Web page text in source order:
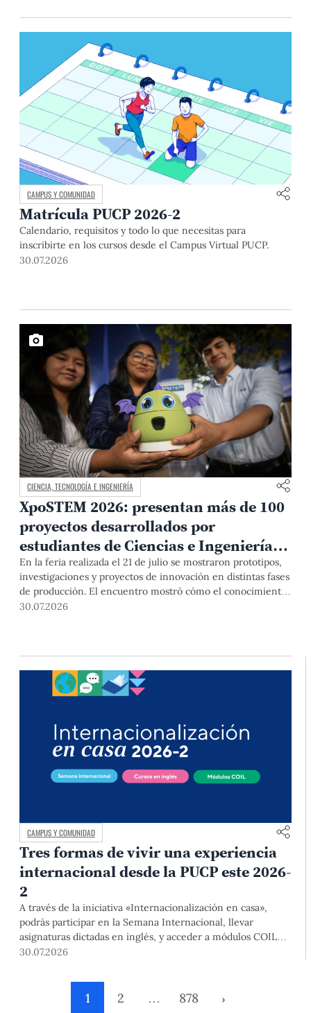
CAMPUS Y COMUNIDAD
Matrícula PUCP 2026-2
Calendario, requisitos y todo lo que necesitas para
inscribirte en los cursos desde el Campus Virtual PUCP.
30.07.2026
CIENCIA, TECNOLOGÍA E INGENIERÍA
XpoSTEM 2026: presentan más de 100
proyectos desarrollados por
estudiantes de Ciencias e Ingeniería
PUCP orientados a atender
necesidades del país
En la feria realizada el 21 de julio se mostraron prototipos,
investigaciones y proyectos de innovación en distintas fases
de producción. El encuentro mostró cómo el conocimiento
adquirido en las aulas puede responder a desafíos concretos
30.07.2026
CAMPUS Y COMUNIDAD
Tres formas de vivir una experiencia
internacional desde la PUCP este 2026-
2
A través de la iniciativa «Internacionalización en casa»,
podrás participar en la Semana Internacional, llevar
asignaturas dictadas en inglés, y acceder a módulos COIL
junto con estudiantes y docentes de universidades
mediante el Campus Virtual, durante la Matrícula 2026-2.
30.07.2026
1 2 … 878 ›